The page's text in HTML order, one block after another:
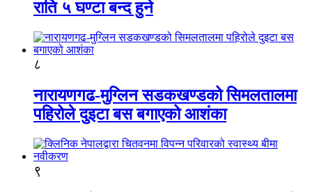
राति ५ घण्टा बन्द हुने
८
नारायणगढ-मुग्लिन सडकखण्डको सिमलतालमा
पहिरोले दुइटा बस बगाएको आशंका
९